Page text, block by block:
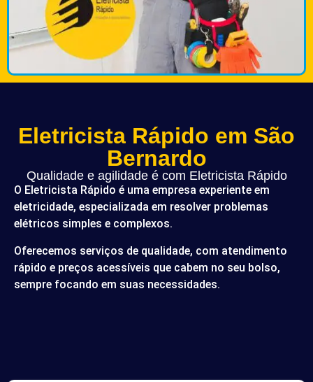
Eletricista Rápido em São
Bernardo
Qualidade e agilidade é com Eletricista Rápido
O Eletricista Rápido é uma empresa experiente em
eletricidade, especializada em resolver problemas
elétricos simples e complexos.
Oferecemos serviços de qualidade, com atendimento
rápido e preços acessíveis que cabem no seu bolso,
sempre focando em suas necessidades.